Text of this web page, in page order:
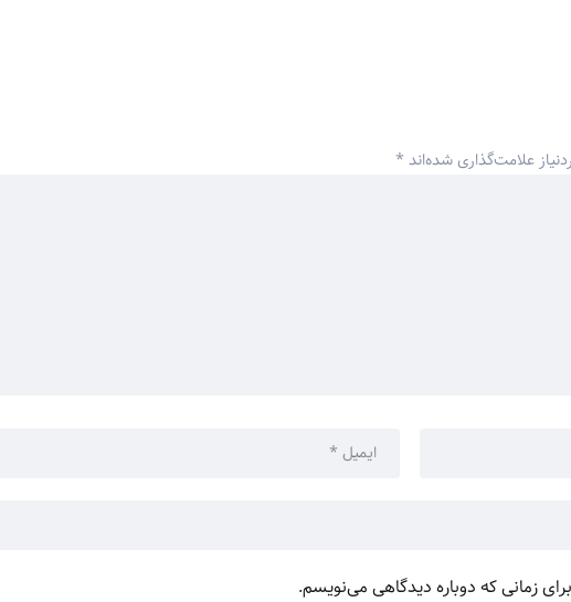
علامت‌گذاری شده‌اند *
زمانی که دوباره دیدگاهی می‌نویسم.